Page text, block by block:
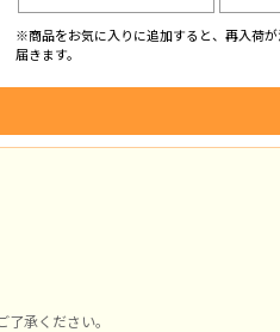
※商品をお気に入りに追加すると、再入荷
届きます。
承ください。